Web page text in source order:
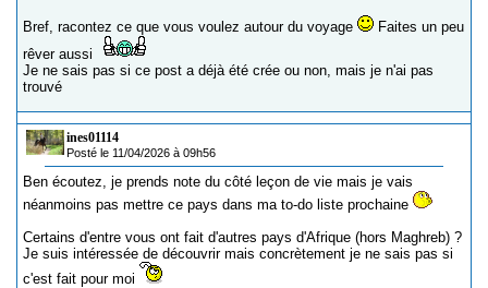
Bref, racontez ce que vous voulez autour du voyage
Faites un peu
rêver aussi
Je ne sais pas si ce post a déjà été crée ou non, mais je n'ai pas
trouvé
ines01114
Posté le 11/04/2026 à 09h56
Ben écoutez, je prends note du côté leçon de vie mais je vais
néanmoins pas mettre ce pays dans ma to-do liste prochaine
Certains d'entre vous ont fait d'autres pays d'Afrique (hors Maghreb) ?
Je suis intéressée de découvrir mais concrètement je ne sais pas si
c'est fait pour moi